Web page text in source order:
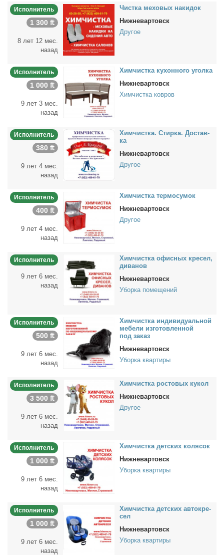
Исполнитель
1 300 ₶
8 лет 12 мес.
назад
Чист­ка ме­хо­вых на­ки­док
Нижневартовск
Другое
Исполнитель
1 000 ₶
9 лет 3 мес.
назад
Хим­чист­ка ку­хон­но­го угол­ка
Нижневартовск
Химчистка ковров
Исполнитель
380 ₶
9 лет 4 мес.
назад
Хим­чист­ка. Стир­ка. До­став­
ка
Нижневартовск
Другое
Исполнитель
400 ₶
9 лет 4 мес.
назад
Хим­чист­ка тер­мо­су­мок
Нижневартовск
Другое
Исполнитель
9 лет 6 мес.
назад
Хим­чист­ка офис­ных кре­сел,
ди­ва­нов
Нижневартовск
Уборка помещений
Исполнитель
500 ₶
9 лет 6 мес.
назад
Хим­чист­ка ин­ди­ви­ду­аль­ной
ме­бе­ли из­го­тов­лен­ной
под за­каз
Нижневартовск
Уборка квартиры
Исполнитель
3 500 ₶
9 лет 6 мес.
назад
Хим­чист­ка ро­сто­вых ку­кол
Нижневартовск
Другое
Исполнитель
1 000 ₶
9 лет 6 мес.
назад
Хим­чист­ка дет­ских ко­ля­сок
Нижневартовск
Уборка квартиры
Исполнитель
1 000 ₶
9 лет 6 мес.
назад
Хим­чист­ка дет­ских ав­то­кре­
сел
Нижневартовск
Уборка квартиры